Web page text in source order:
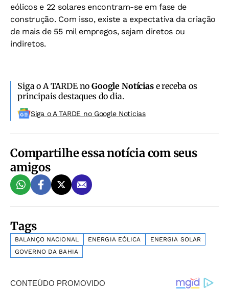
eólicos e 22 solares encontram-se em fase de
construção. Com isso, existe a expectativa da criação
de mais de 55 mil empregos, sejam diretos ou
indiretos.
Siga o A TARDE noGoogle Notíciase receba os
principais destaques do dia.
Siga o A TARDE no Google Noticias
Compartilhe essa notícia com seus
amigos
Tags
BALANÇO NACIONAL ENERGIA EÓLICA
ENERGIA SOLAR
GOVERNO DA BAHIA